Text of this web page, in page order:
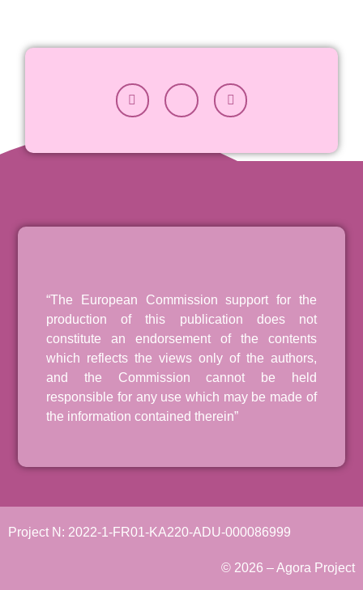
“The European Commission support for the
production of this publication does not
constitute an endorsement of the contents
which reflects the views only of the authors,
and the Commission cannot be held
responsible for any use which may be made of
the information contained therein”
Project N: 2022-1-FR01-KA220-ADU-000086999
© 2026 – Agora Project